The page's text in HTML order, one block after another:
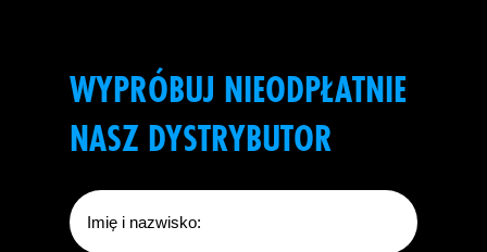
WYPRÓBUJ NIEODPŁATNIE
NASZ DYSTRYBUTOR